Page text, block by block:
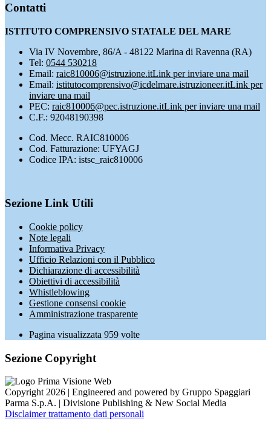
Contatti
ISTITUTO COMPRENSIVO STATALE DEL MARE
Via IV Novembre, 86/A - 48122 Marina di Ravenna (RA)
Tel: 0544 530218
Email: raic810006@istruzione.itLink per inviare una mail
Email: istitutocomprensivo@icdelmare.istruzioneer.itLink per
inviare una mail
PEC: raic810006@pec.istruzione.itLink per inviare una mail
C.F.: 92048190398
Cod. Mecc. RAIC810006
Cod. Fatturazione: UFYAGJ
Codice IPA: istsc_raic810006
Sezione Link Utili
Cookie policy
Note legali
Informativa Privacy
Ufficio Relazioni con il Pubblico
Dichiarazione di accessibilità
Obiettivi di accessibilità
Whistleblowing
Gestione consensi cookie
Amministrazione trasparente
Pagina visualizzata 959 volte
Sezione Copyright
Copyright 2026 | Engineered and powered by Gruppo Spaggiari
Parma S.p.A. | Divisione Publishing & New Social Media
Disclaimer trattamento dati personali